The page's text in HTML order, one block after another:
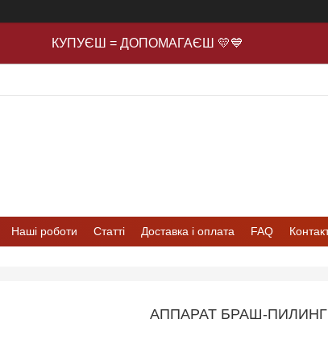
КУПУЄШ = ДОПОМАГАЄШ 💛💙
Наші роботи Статті Доставка і оплата FAQ
АППАРАТ БРАШ-ПИЛИНГ